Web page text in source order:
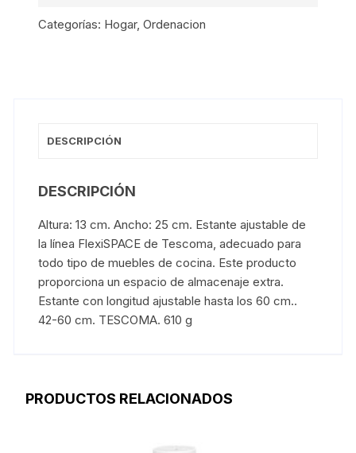
Categorías: Hogar,Ordenacion
DESCRIPCIÓN
DESCRIPCIÓN
Altura: 13 cm. Ancho: 25 cm. Estante ajustable de
la línea FlexiSPACE de Tescoma, adecuado para
todo tipo de muebles de cocina. Este producto
proporciona un espacio de almacenaje extra.
Estante con longitud ajustable hasta los 60 cm..
42-60 cm. TESCOMA. 610 g
PRODUCTOS RELACIONADOS